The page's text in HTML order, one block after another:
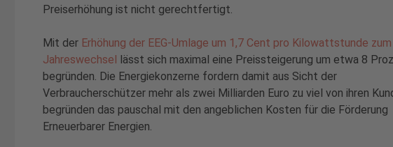
Preiserhöhung ist nicht gerechtfertigt.
Mit der Erhöhung der EEG-Umlage um 1,7 Cent pro Kilowattstunde zum
Jahreswechsel lässt sich maximal eine Preissteigerung um etwa 8
begründen. Die Energiekonzerne fordern damit aus Sicht der
Verbraucherschützer mehr als zwei Milliarden Euro zu viel von ihren
begründen das pauschal mit den angeblichen Kosten für die Förderung
Erneuerbarer Energien.